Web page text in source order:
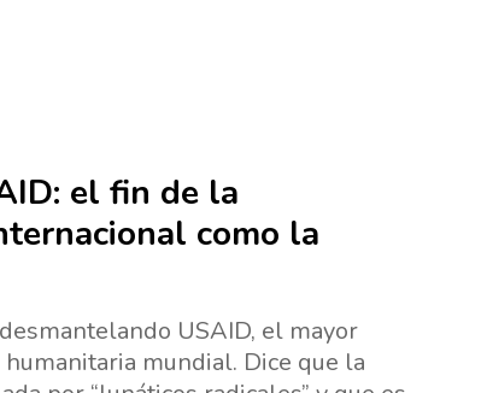
el fin de la
como la
USAID, el mayor
mundial. Dice que la